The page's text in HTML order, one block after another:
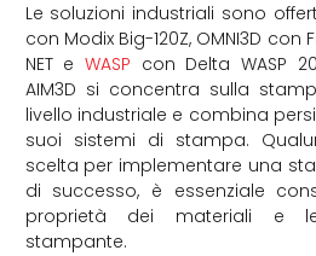
Le soluzioni industriali sono
con Modix Big-120Z, OMNI3D con
NET e WASP con Delta WASP
AIM3D si concentra sulla
livello industriale e combina
suoi sistemi di stampa.
scelta per implementare una
di successo, è essenziale
proprietà dei materiali e
stampante.